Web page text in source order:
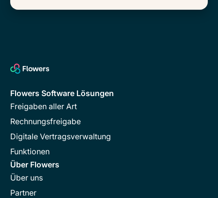
Flowers Software Lösungen
Freigaben aller Art
Rechnungsfreigabe
Digitale Vertragsverwaltung
Funktionen
Über Flowers
Über uns
Partner